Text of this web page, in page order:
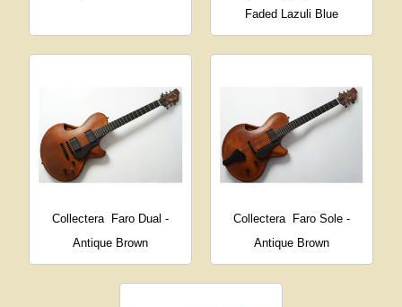
Faded Lazuli Blue
Collectera
Faro Dual -
Antique Brown
Collectera
Faro Sole -
Antique Brown